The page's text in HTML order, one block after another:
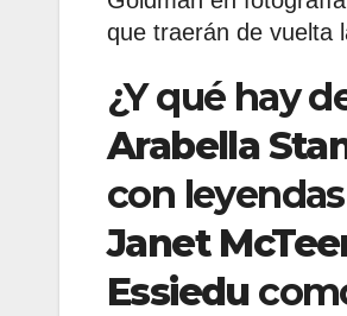
que traerán de vuelta
¿Y qué hay
Arabella
con
Janet
Essiedu